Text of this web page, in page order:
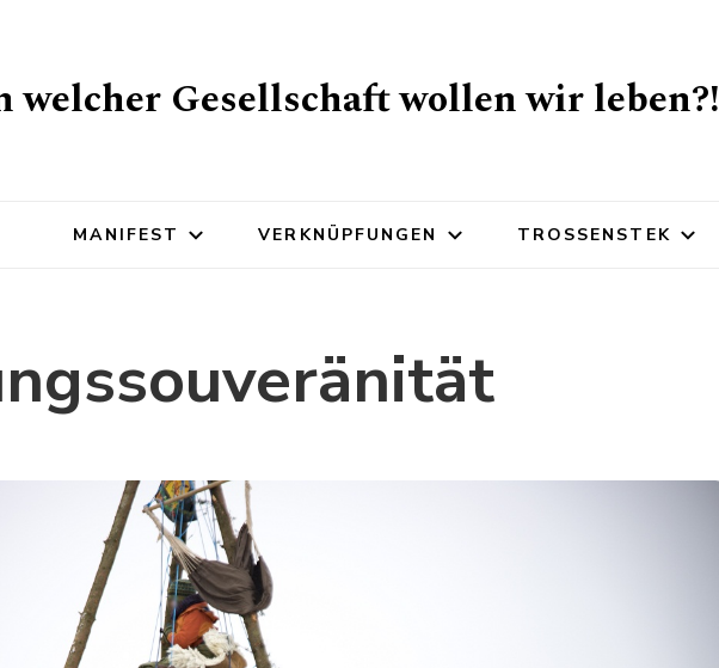
welcher Gesellschaft wollen wir leben?!
MANIFEST VERKNÜPFUNGEN TROSSENSTEK